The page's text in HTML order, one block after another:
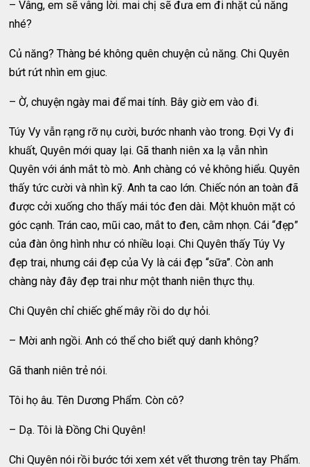
– Vâng, em sẽ vâng lời. mai chị sẽ đưa em đi nhặt củ năng
nhé?
Củ năng? Thàng bé không quên chuyện củ năng. Chi Quyên
bứt rứt nhìn em gịuc.
– Ờ, chuyện ngày mai để mai tính. Bây giờ em vào đi.
Túy Vy vẫn rạng rỡ nụ cười, bước nhanh vào trong. Đợi Vy đi
khuất, Quyên mới quay lại. Gã thanh niên xa lạ vẫn nhìn
Quyên với ánh mắt tò mò. Anh chàng có vẻ không hiểu. Quyên
thấy tức cười và nhìn kỹ. Anh ta cao lớn. Chiếc nón an toàn đã
được cởi xuống cho thấy mái tóc đen dài. Một khuôn mặt có
góc cạnh. Trán cao, mũi cao, mắt to đen, cằm nhọn. Cái “đẹp”
của đàn ông hình như có nhiều loại. Chi Quyên thấy Túy Vy
đẹp trai, nhưng cái đẹp của Vy là cái đẹp “sữa”. Còn anh
chàng này đây đẹp trai như một thanh niên thực thụ.
Chi Quyên chỉ chiếc ghế mây rồi do dự hỏi.
– Mời anh ngồi. Anh có thể cho biết quý danh không?
Gã thanh niên trẻ nói.
Tôi họ âu. Tên Dương Phẩm. Còn cô?
– Dạ. Tôi là Đồng Chi Quyên!
Chi Quyên nói rồi bước tới xem xét vết thương trên tay Phẩm.